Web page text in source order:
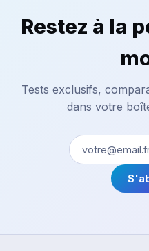
Restez à la
Tests exclusifs,
dans votre